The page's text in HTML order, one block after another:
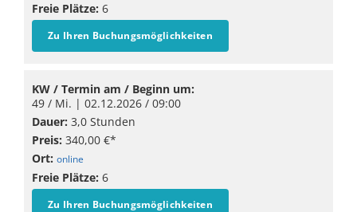
Freie Plätze: 6
Zu Ihren Buchungsmöglichkeiten
KW / Termin am / Beginn um:
49 / Mi. | 02.12.2026 / 09:00
Dauer: 3,0 Stunden
Preis: 340,00 €*
Ort: online
Freie Plätze: 6
Zu Ihren Buchungsmöglichkeiten